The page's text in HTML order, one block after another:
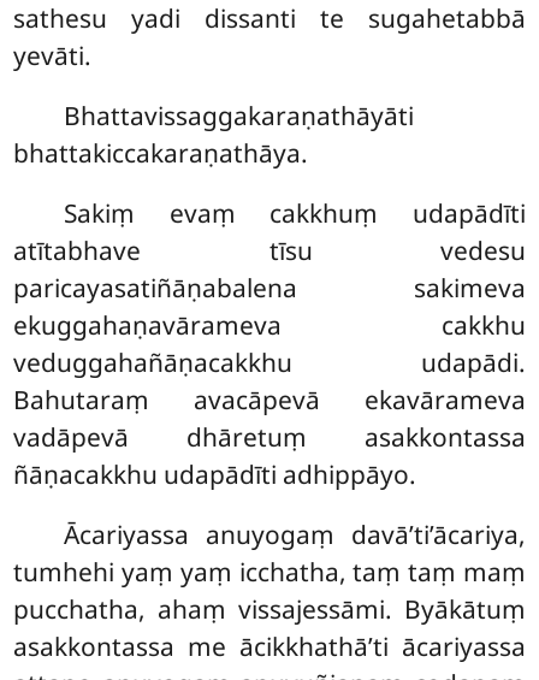
sathesu yadi dissanti te sugahetabbā
yevāti.
Bhattavissaggakaraṇathāyāti
bhattakiccakaraṇathāya.
Sakiṃ evaṃ cakkhuṃ udapādīti
atītabhave tīsu vedesu
paricayasatiñāṇabalena sakimeva
ekuggahaṇavārameva cakkhu
veduggahañāṇacakkhu udapādi.
Bahutaraṃ avacāpevā ekavārameva
vadāpevā dhāretuṃ asakkontassa
ñāṇacakkhu udapādīti adhippāyo.
Ācariyassa anuyogaṃ davā’ti’ācariya,
tumhehi yaṃ yaṃ icchatha, taṃ taṃ maṃ
pucchatha, ahaṃ vissajessāmi. Byākātuṃ
asakkontassa me ācikkhathā’ti ācariyassa